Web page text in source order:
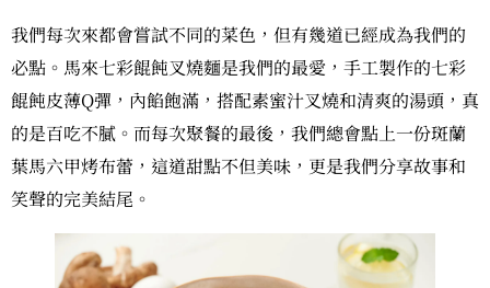
我們每次來都會嘗試不同的菜色，但有幾道已經成為我們的
必點。馬來七彩餛飩叉燒麵是我們的最愛，手工製作的七彩
餛飩皮薄Q彈，內餡飽滿，搭配素蜜汁叉燒和清爽的湯頭，真
的是百吃不膩。而每次聚餐的最後，我們總會點上一份斑蘭
葉馬六甲烤布蕾，這道甜點不但美味，更是我們分享故事和
笑聲的完美結尾。